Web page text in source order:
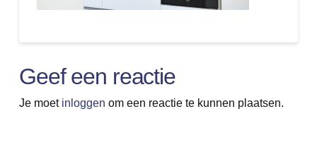
Geef een reactie
Je moet inloggen om een reactie te kunnen plaatsen.